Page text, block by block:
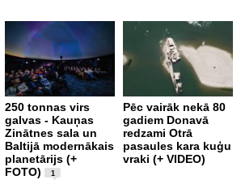
250 tonnas virs
galvas - Kauņas
Zinātnes sala un
Baltijā modernākais
planetārijs (+
FOTO)
1
Pēc vairāk nekā 80
gadiem Donavā
redzami Otrā
pasaules kara kuģu
vraki (+ VIDEO)